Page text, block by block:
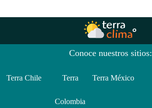
Conoce nuestros sitios:
Terra Chile Terra
Colombia
Terra México